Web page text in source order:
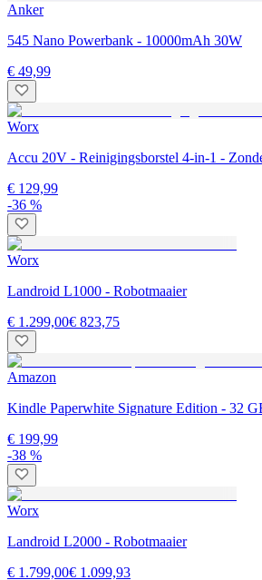
Anker
545 Nano Powerbank - 10000mAh 30W
€ 49,99
Worx
Accu 20V - Reinigingsborstel 4-in-1 -
€ 129,99
-36 %
Worx
Landroid L1000 - Robotmaaier
€ 1.299,00€ 823,75
Amazon
Kindle Paperwhite Signature Edition - 32
€ 199,99
-38 %
Worx
Landroid L2000 - Robotmaaier
€ 1.799,00€ 1.099,93